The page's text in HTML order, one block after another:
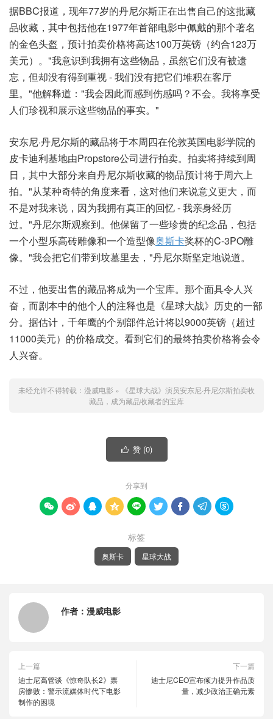
据BBC报道，现年77岁的丹尼尔斯正在出售自己的这批藏
品收藏，其中包括他在1977年首部电影中佩戴的那个著名
的金色头盔，预计拍卖价格将高达100万英镑（约合123万
美元）。"我意识到我拥有这些物品，虽然它们没有被遗
忘，但却没有得到重视 - 我们没有把它们堆积在客厅
里。"他解释道："我会因此而感到伤感吗？不会。我将享受
人们珍视和展示这些物品的事实。"
安东尼·丹尼尔斯的藏品将于本周四在伦敦英国电影学院的
皮卡迪利基地由Propstore公司进行拍卖。拍卖将持续到周
日，其中大部分来自丹尼尔斯收藏的物品预计将于周六上
拍。"从某种奇特的角度来看，这对他们来说意义更大，而
不是对我来说，因为我拥有真正的回忆 - 我亲身经历
过。"丹尼尔斯观察到。他保留了一些珍贵的纪念品，包括
一个小型乐高砖雕像和一个造型像奥斯卡奖杯的C-3PO雕
像。"我会把它们带到坟墓里去，"丹尼尔斯坚定地说道。
不过，他要出售的藏品将成为一个宝库。那个面具令人兴
奋，而剧本中的他个人的注释也是《星球大战》历史的一部
分。据估计，千年鹰的个别部件总计将以9000英镑（超过
11000美元）的价格成交。看到它们的最终拍卖价格将会令
人兴奋。
未经允许不得转载： 漫威电影 »
《星球大战》演员安东尼·丹尼尔斯拍卖收
藏品，成为藏品收藏者的宝库
 赞 (0)
分享到
        
标签
奥斯卡 星球大战
作者： 漫威电影
上一篇
迪士尼高管谈《惊奇队长2》票
房惨败：警示流媒体时代下电影
制作的困境
下一篇
迪士尼CEO宣布倾力提升作品质
量，减少政治正确元素